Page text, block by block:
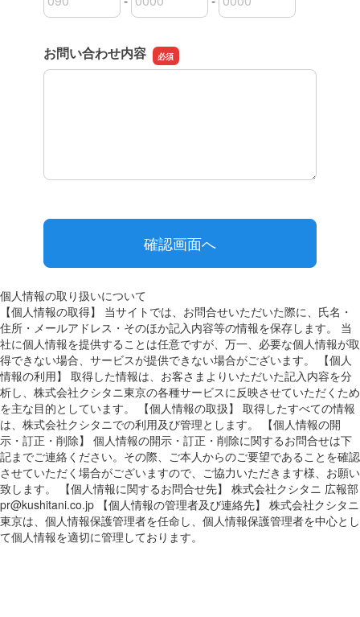
個人情報の取り扱いについて
【個人情報の取得】 当サイトでは、お問合せいただいた際に、氏名・
住所・メールアドレス・そのほか記入内容等の情報を保存します。 当
社に個人情報を提供することは任意ですが、万一、必要な個人情報が取
得できない場合、サービスが提供できない場合がございます。 【個人
情報の利用】 取得した情報は、お客さまよりいただいた記入内容を分
析し、株式会社クシタニ東京の各種サービスに反映させていただくため
を主な目的としています。 【個人情報の取扱】 取得したすべての情報
は、株式会社クシタニでの利用及び管理とします。 【個人情報の開
示・訂正・削除】 個人情報の開示・訂正・削除に関するお問合せは下
記までご連絡ください。その際、ご本人からのご要望であることを確認
させていただく場合がございますので、ご協力いただきます様、お願い
致します。 【個人情報に関するお問合せ先】 株式会社クシタニ 広報部
pr@kushitani.co.jp 【個人情報の管理者及び連絡先】 株式会社クシタニ
東京は、個人情報保護管理者を任命し、個人情報保護管理者を中心とし
て個人情報を適切に管理しております。